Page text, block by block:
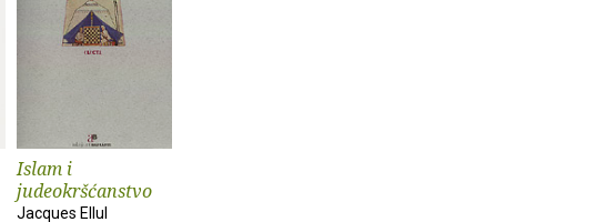
Islam i
judeokršćanstvo
Jacques Ellul